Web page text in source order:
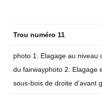
Trou numéro 11
photo 1: Elagage au niveau
du fairwayphoto 2: Elagage
sous-bois de droite d’avant